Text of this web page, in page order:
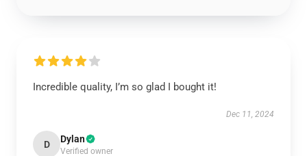
Incredible quality, I’m so glad I bought it!
Dec 11, 2024
D Dylan
Verified owner